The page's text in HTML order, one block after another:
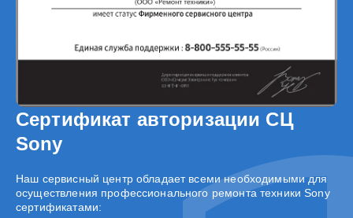
Сертификат авторизации СЦ
Sony
Наш сервисный центр обладает всеми необходимыми для
осуществления профессионального ремонта техники Sony
сертификатами: